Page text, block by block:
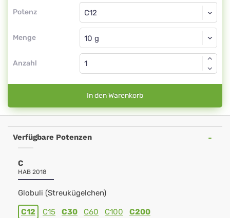
Potenz
Globuli
C12
Menge
Globuli
Anzahl
In den Warenkorb
Verfügbare Potenzen
C
HAB 2018
Globuli (Streukügelchen)
C12 C15 C30 C60 C100 C200